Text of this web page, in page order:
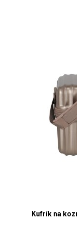
Kufrík na